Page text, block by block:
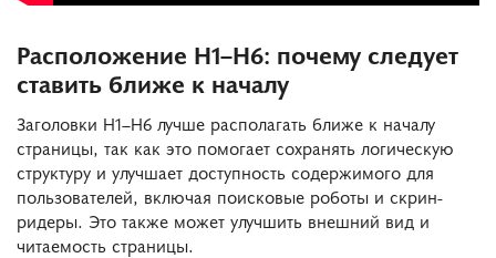
Расположение H1–H6: почему следует
ставить ближе к началу
Заголовки H1–H6 лучше располагать ближе к началу
страницы, так как это помогает сохранять логическую
структуру и улучшает доступность содержимого для
пользователей, включая поисковые роботы и скрин-
ридеры. Это также может улучшить внешний вид и
читаемость страницы.